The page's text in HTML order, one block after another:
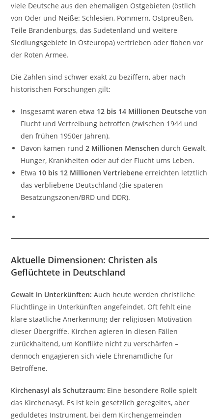
viele Deutsche aus den ehemaligen Ostgebieten (östlich
von Oder und Neiße: Schlesien, Pommern, Ostpreußen,
Teile Brandenburgs, das Sudetenland und weitere
Siedlungsgebiete in Osteuropa) vertrieben oder flohen vor
der Roten Armee.
Die Zahlen sind schwer exakt zu beziffern, aber nach
historischen Forschungen gilt:
Insgesamt waren etwa 12 bis 14 Millionen Deutsche von
Flucht und Vertreibung betroffen (zwischen 1944 und
den frühen 1950er Jahren).
Davon kamen rund2 Millionen Menschen durch Gewalt,
Hunger, Krankheiten oder auf der Flucht ums Leben.
Etwa 10 bis 12 Millionen Vertriebene erreichten letztlich
das verbliebene Deutschland (die späteren
Besatzungszonen/BRD und DDR).
Aktuelle Dimensionen: Christen als
Geflüchtete in Deutschland
Gewalt in Unterkünften: Auch heute werden christliche
Flüchtlinge in Unterkünften angefeindet. Oft fehlt eine
klare staatliche Anerkennung der religiösen Motivation
dieser Übergriffe. Kirchen agieren in diesen Fällen
zurückhaltend, um Konflikte nicht zu verschärfen –
dennoch engagieren sich viele Ehrenamtliche für
Betroffene.
Kirchenasyl als Schutzraum: Eine besondere Rolle spielt
das Kirchenasyl. Es ist kein gesetzlich geregeltes, aber
geduldetes Instrument, bei dem Kirchengemeinden